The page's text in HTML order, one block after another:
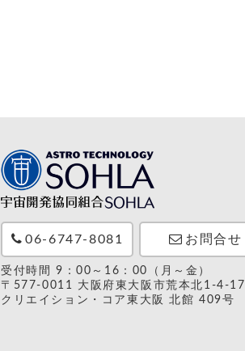
06-6747-8081 お問合せ
受付時間 9：00～16：00（月～金）
〒577-0011 大阪府東大阪市荒本北1-4-17
クリエイション・コア東大阪 北館 409号